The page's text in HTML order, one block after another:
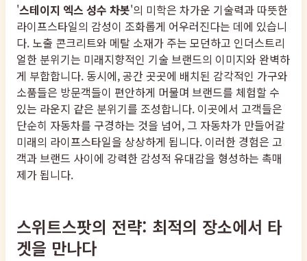
'스테이지 엑스 성수 차봇'의 미학은 차가운 기술력과 따뜻한
라이프스타일의 감성이 조화롭게 어우러진다는 데에 있습니
다. 노출 콘크리트와 메탈 소재가 주는 모던하고 인더스트리
얼한 분위기는 미래지향적인 기술 브랜드의 이미지와 완벽하
게 부합합니다. 동시에, 공간 곳곳에 배치된 감각적인 가구와
소품들은 방문객들이 편안하게 머물며 브랜드를 체험할 수
있는 라운지 같은 분위기를 조성합니다. 이곳에서 고객들은
단순히 자동차를 구경하는 것을 넘어, 그 자동차가 만들어갈
미래의 라이프스타일을 상상하게 됩니다. 이러한 경험은 고
객과 브랜드 사이에 강력한 감성적 유대감을 형성하는 촉매
제가 됩니다.
스위트스팟의 전략: 최적의 장소에서 타
겟을 만나다